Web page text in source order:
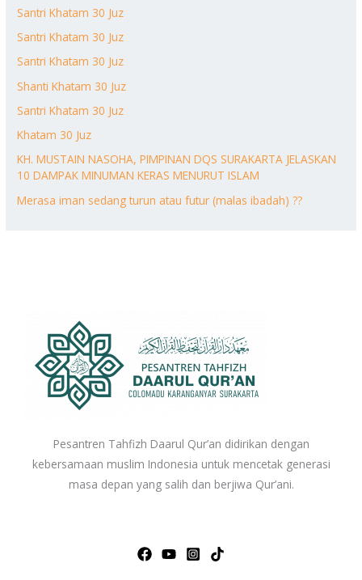
Santri Khatam 30 Juz
Santri Khatam 30 Juz
Santri Khatam 30 Juz
Shanti Khatam 30 Juz
Santri Khatam 30 Juz
Khatam 30 Juz
KH. MUSTAIN NASOHA, PIMPINAN DQS SURAKARTA JELASKAN
10 DAMPAK MINUMAN KERAS MENURUT ISLAM
Merasa iman sedang turun atau futur (malas ibadah) ??
Pesantren Tahfizh Daarul Qur’an didirikan dengan
kebersamaan muslim Indonesia untuk mencetak generasi
masa depan yang salih dan berjiwa Qur’ani.